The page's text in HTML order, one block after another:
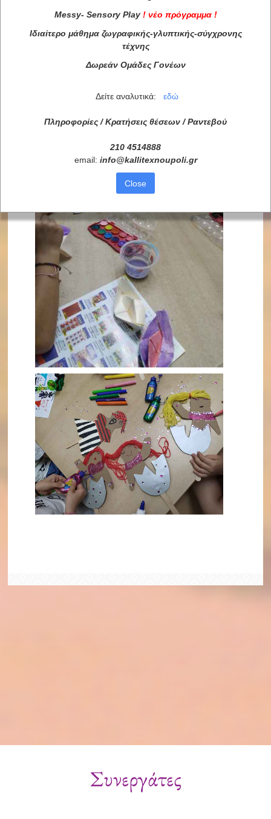
Συνεργάτες
Messy- Sensory Play ! νέο πρόγραμμα !
Ιδιαίτερο μάθημα ζωγραφικής-γλυπτικής-σύγχρονης
τέχνης
Δωρεάν Ομάδες Γονέων
Δείτε αναλυτικά: εδώ
Πληροφορίες / Κρατήσεις θέσεων / Ραντεβού
210 4514888
email: info@kallitexnoupoli.gr
Close